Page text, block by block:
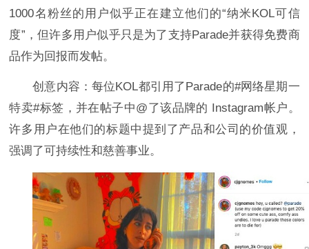
1000名粉丝的用户似乎正在建立他们的“纳米KOL可信
度”，但许多用户似乎只是为了支持Parade并获得免费商
品作为回报而发帖。
创意内容：每位KOL都引用了Parade的#网络星期一
特卖#标签，并在帖子中@了该品牌的 Instagram帐户。
许多用户在他们的标题中提到了产品和公司的价值观，
强调了可持续性和慈善事业。